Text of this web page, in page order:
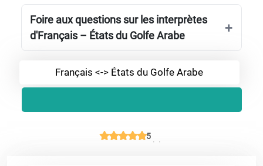
Foire aux questions sur les interprètes
d'Français – États du Golfe Arabe
Français <-> États du Golfe Arabe
5